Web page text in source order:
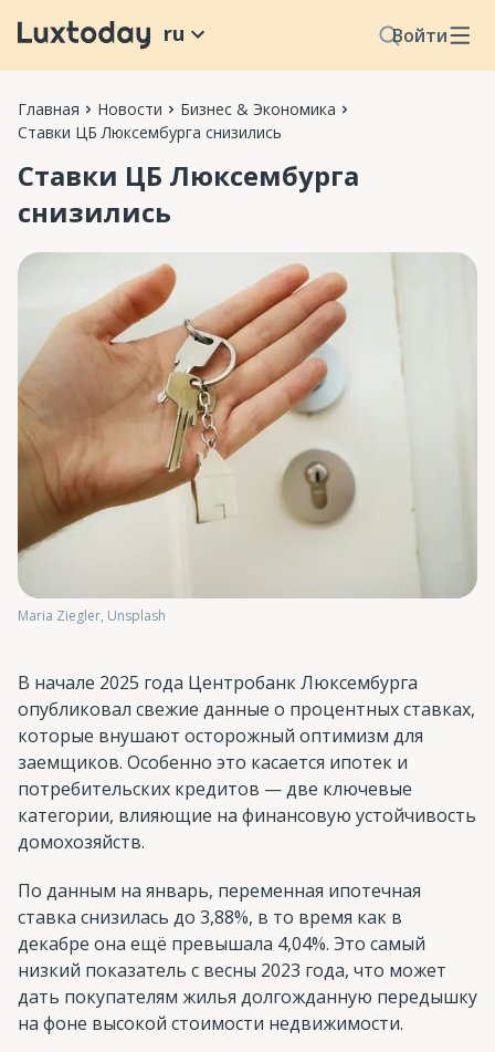
Войти
ru
Главная Новости
Бизнес & Экономика
Ставки ЦБ Люксембурга снизились
Ставки ЦБ Люксембурга
снизились
Maria Ziegler, Unsplash
В начале 2025 года Центробанк Люксембурга
опубликовал свежие данные о процентных ставках,
которые внушают осторожный оптимизм для
заемщиков. Особенно это касается ипотек и
потребительских кредитов — две ключевые
категории, влияющие на финансовую устойчивость
домохозяйств.
По данным на январь, переменная ипотечная
ставка снизилась до 3,88%, в то время как в
декабре она ещё превышала 4,04%. Это самый
низкий показатель с весны 2023 года, что может
дать покупателям жилья долгожданную передышку
на фоне высокой стоимости недвижимости.